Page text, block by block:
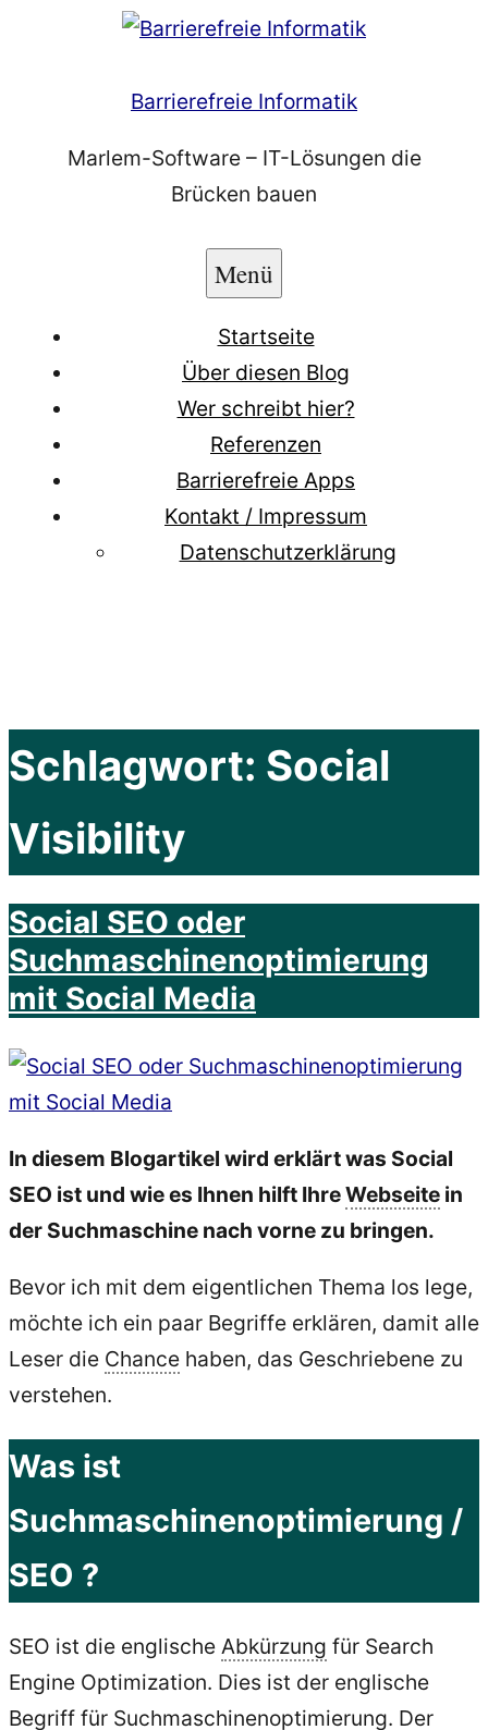
Barrierefreie Informatik
Marlem-Software – IT-Lösungen die
Brücken bauen
Menü
Startseite
Über diesen Blog
Wer schreibt hier?
Referenzen
Barrierefreie Apps
Kontakt / Impressum
Datenschutzerklärung
Schlagwort: Social
Visibility
Social SEO oder
Suchmaschinenoptimierung
mit Social Media
In diesem Blogartikel wird erklärt was Social
SEO ist und wie es Ihnen hilft IhreWebseite in
der Suchmaschine nach vorne zu bringen.
Bevor ich mit dem eigentlichen Thema los lege,
möchte ich ein paar Begriffe erklären, damit alle
Leser die Chance haben, das Geschriebene zu
verstehen.
Was ist
Suchmaschinenoptimierung /
SEO ?
SEO ist die englische Abkürzung für Search
Engine Optimization. Dies ist der englische
Begriff für Suchmaschinenoptimierung. Der